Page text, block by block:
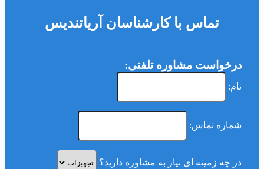
تماس با کارشناسان آریاتندیس
درخواست مشاوره تلفنی:
نام:
شماره تماس:
در چه زمینه ای نیاز به مشاوره دارید؟